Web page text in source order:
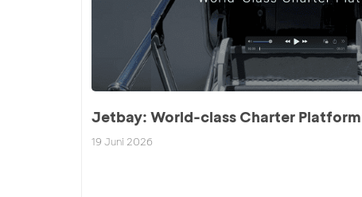
Jetbay: World-class Charter Platform
19 Juni 2026